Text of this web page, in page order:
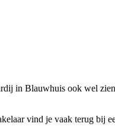
in Blauwhuis ook wel
vind je vaak terug bij